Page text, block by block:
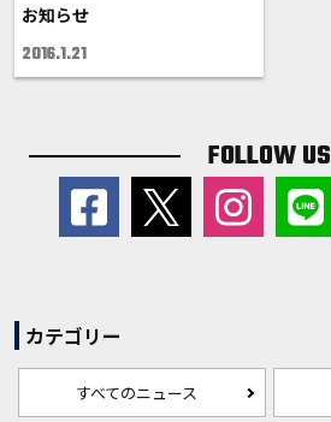
お知らせ
2016.1.21
FOLLOW US
カテゴリー
すべてのニュース